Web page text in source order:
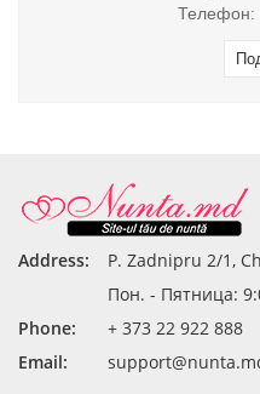
Телефон:
Address:
P. Zadnipru 2/1,
Пон. - Пятница:
Phone:
+ 373 22 922 888
Email: